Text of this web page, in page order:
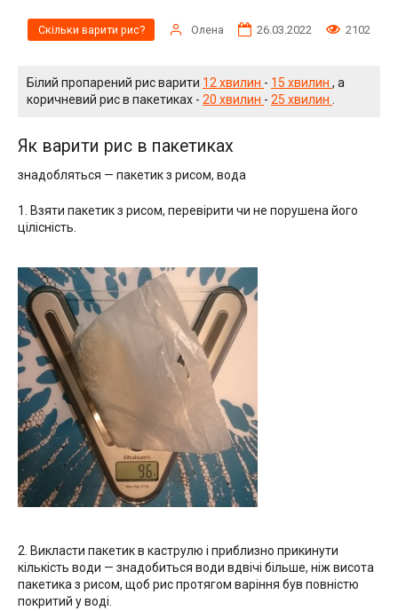
Скільки варити рис? Олена 26.03.2022 2102
Білий пропарений рис варити 12 хвилин - 15 хвилин , а
коричневий рис в пакетиках - 20 хвилин - 25 хвилин
Як варити рис в пакетиках
знадобляться — пакетик з рисом, вода
1. Взяти пакетик з рисом, перевірити чи не порушена його
цілісність.
2. Викласти пакетик в каструлю і приблизно прикинути
кількість води — знадобиться води вдвічі більше, ніж висота
пакетика з рисом, щоб рис протягом варіння був повністю
покритий у воді.